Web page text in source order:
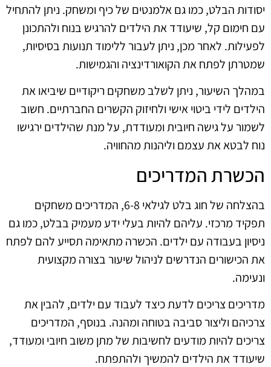
יסודות הבלט, כמו גם אלמנטים של כיף ומשחק. ניתן להתחיל
עם חימום קל, שיעודד את הילדים להרגיש בנוח ולהתכונן
לפעילות. לאחר מכן, ניתן לעבור ללימוד תנועות בסיסיות,
שמטרתן לפתח את הקואורדינציה והגמישות.
במהלך השיעור, ניתן לשלב משחקים ריקודיים שיביאו את
הילדים לידי ביטוי אישי ולחיזוק הקשרים החברתיים. חשוב
לשמור על גישה חיובית ומעודדת, על מנת שהילדים ירגישו
נוח לבטא את עצמם וליהנות מהחוויה.
הכשרת המדריכים
בהצלחה של חוג בלט לגילאי 6-8, המדריכים משחקים
תפקיד מרכזי. עליהם להיות בעלי ידע מעמיק בבלט, כמו גם
ניסיון בעבודה עם ילדים. הכשרה מתאימה תסייע להם לפתח
את הכישורים הנדרשים לניהול שיעור בצורה מקצועית
ונעימה.
מדריכים צריכים לדעת כיצד לעבוד עם ילדים, להבין את
צרכיהם וליצור סביבה בטוחה ומהנה. בנוסף, המדריכים
צריכים להיות מודעים לחשיבות של מתן משוב חיובי ומעודד,
שיעודד את הילדים להמשיך ולהתפתח.